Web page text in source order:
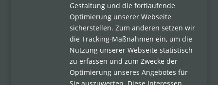
Gestaltung und die fortlaufende
Optimierung unserer Webseite
sicherstellen. Zum anderen setzen wir
die Tracking-Maßnahmen ein, um die
Nutzung unserer Webseite statistisch
zu erfassen und zum Zwecke der
Optimierung unseres Angebotes für